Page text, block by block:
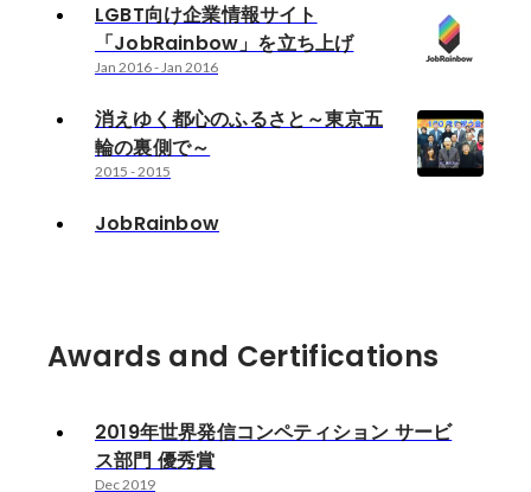
LGBT向け企業情報サイト
「JobRainbow」を立ち上げ
Jan 2016-Jan 2016
消えゆく都心のふるさと～東京五
輪の裏側で～
2015 -2015
JobRainbow
Awards and Certifications
2019年世界発信コンペティション サービ
ス部門 優秀賞
Dec 2019